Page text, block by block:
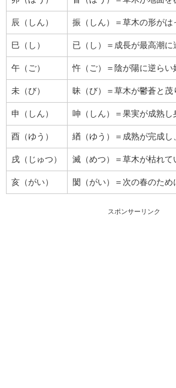
辰（しん） 振（しん）＝草木の形がは
巳（し） 已（し）＝成長が最高潮に
午（ご） 忤（ご）＝陰が陽に逆ら
未（び） 昧（び）＝草木が鬱蒼と茂
申（しん） 呻（しん）＝果実が成熟し
酉（ゆう） 緧（ゆう）＝成熟が完成し
戌（じゅつ） 滅（めつ）＝草木が枯れて
亥（がい） 閡（がい）＝次の春のた
スポンサーリンク